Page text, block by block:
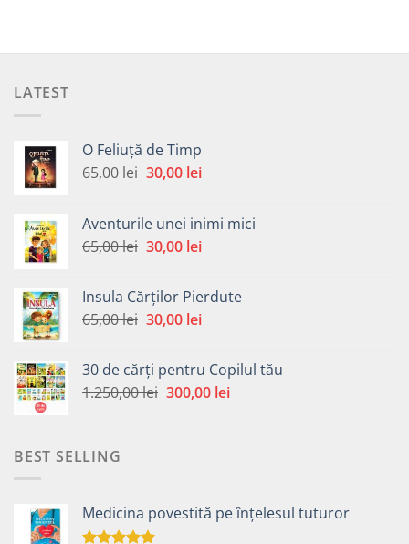
LATEST
O Feliuță de Timp
65,00lei Prețul
fost:
65,00 lei.
30,00 leiPrețul
30,00 lei.
Aventurile unei inimi mici
65,00lei Prețul
fost:
65,00 lei.
30,00 leiPrețul
30,00 lei.
Insula Cărților Pierdute
65,00lei Prețul
fost:
65,00 lei.
30,00 leiPrețul
30,00 lei.
30 de cărți pentru Copilul tău
1.250,00lei Prețul
300,00 leiPrețul
BEST SELLING
Medicina povestită pe înțelesul tuturor